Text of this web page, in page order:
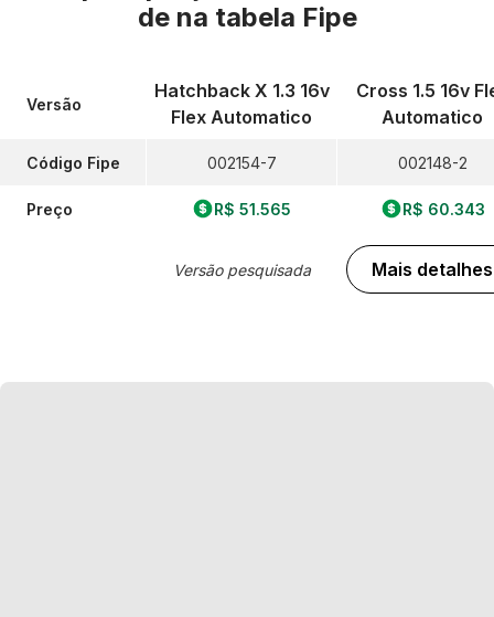
de na tabela Fipe
Versão
Código Fipe
Preço
Hatchback X 1.3 16v
Flex Automatico
002154-7
R$ 51.565
Versão pesquisada
Cross 1.5 16v
Automatico
002148-2
R$ 60.343
Mais detalhes